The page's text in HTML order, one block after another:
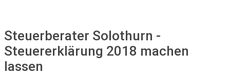
Steuerberater Solothurn -
Steuererklärung 2018 machen
lassen